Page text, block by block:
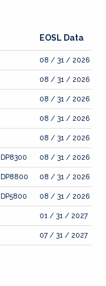
EOSL Data
08 / 31 / 2026
08 / 31 / 2026
08 / 31 / 2026
08 / 31 / 2026
08 / 31 / 2026
08 / 31 / 2026
08 / 31 / 2026
08 / 31 / 2026
01 / 31 / 2027
07 / 31 / 2027